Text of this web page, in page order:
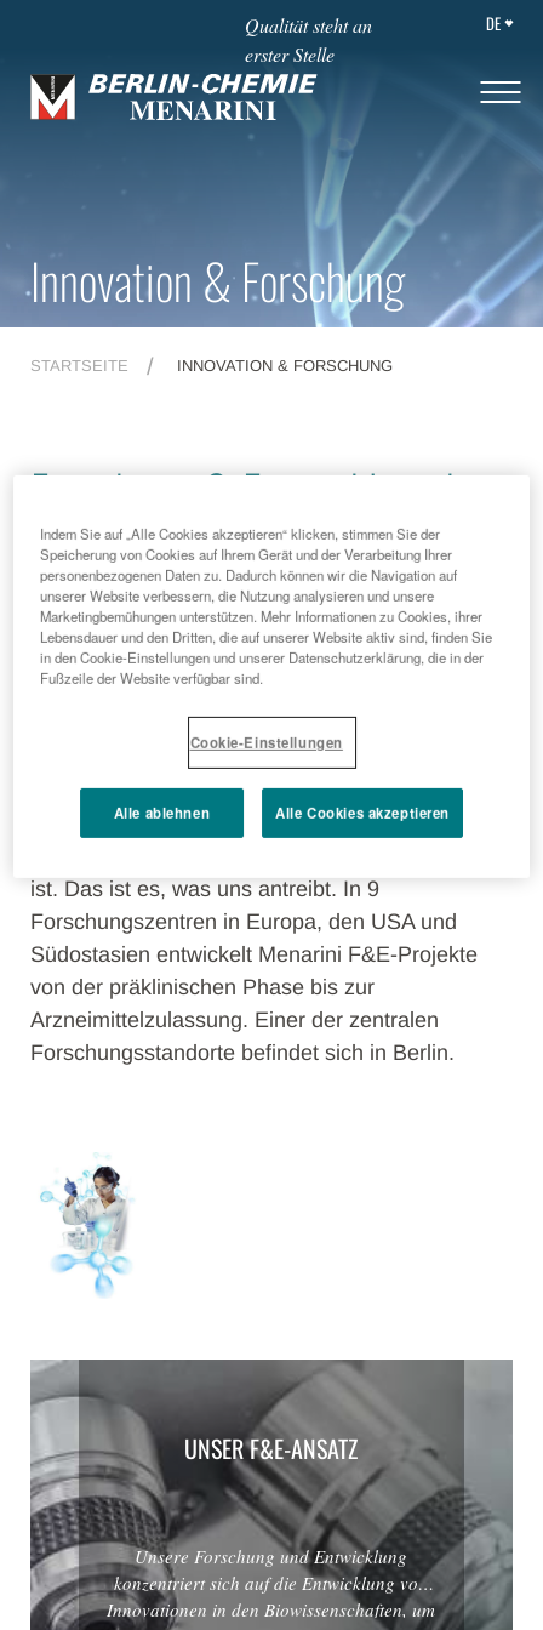
Qualität steht an
erster Stelle
DE
Innovation & Forschung
STARTSEITE INNOVATION & FORSCHUNG
Forschung & Entwicklung bei
Menarini
Seit mehr als 30 Jahren treibt die Menarini-
Gruppe Forschung und Entwicklung voran, um
innovative und wirksame Medikamente und
Gesundheitslösungen für Patienten mit schweren
Krankheiten zu entwickeln. Wir bei Menarini
wissen, dass die Hoffnung der Patienten auf ein
besseres Leben untrennbar mit der Beharrlichkeit
ist. Das ist es, was uns antreibt. In 9
Forschungszentren in Europa, den USA und
Südostasien entwickelt Menarini F&E-Projekte
von der präklinischen Phase bis zur
Arzneimittelzulassung. Einer der zentralen
Forschungsstandorte befindet sich in Berlin.
UNSER F&E-ANSATZ
Unsere Forschung und Entwicklung
konzentriert sich auf die Entwicklung von
Innovationen in den Biowissenschaften, um
Indem Sie auf „Alle Cookies akzeptieren“ klicken, stimmen Sie der
Speicherung von Cookies auf Ihrem Gerät und der Verarbeitung Ihrer
personenbezogenen Daten zu. Dadurch können wir die Navigation auf
unserer Website verbessern, die Nutzung analysieren und unsere
Marketingbemühungen unterstützen. Mehr Informationen zu Cookies, ihrer
Lebensdauer und den Dritten, die auf unserer Website aktiv sind, finden Sie
in den Cookie-Einstellungen und unserer Datenschutzerklärung, die in der
Fußzeile der Website verfügbar sind.
Cookie-Einstellungen
Alle ablehnen Alle Cookies akzeptieren